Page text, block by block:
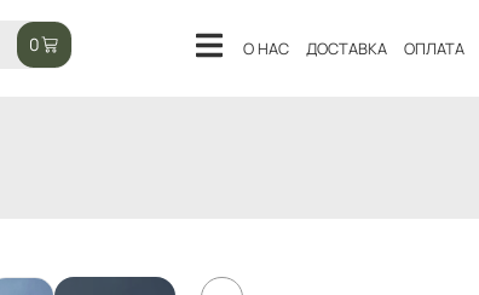
0 О НАС ДОСТАВКА ОПЛАТА